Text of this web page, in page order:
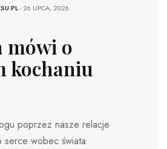
-26 LIPCA, 2026
mówi o
kochaniu
poprzez nasze relacje
serce wobec świata